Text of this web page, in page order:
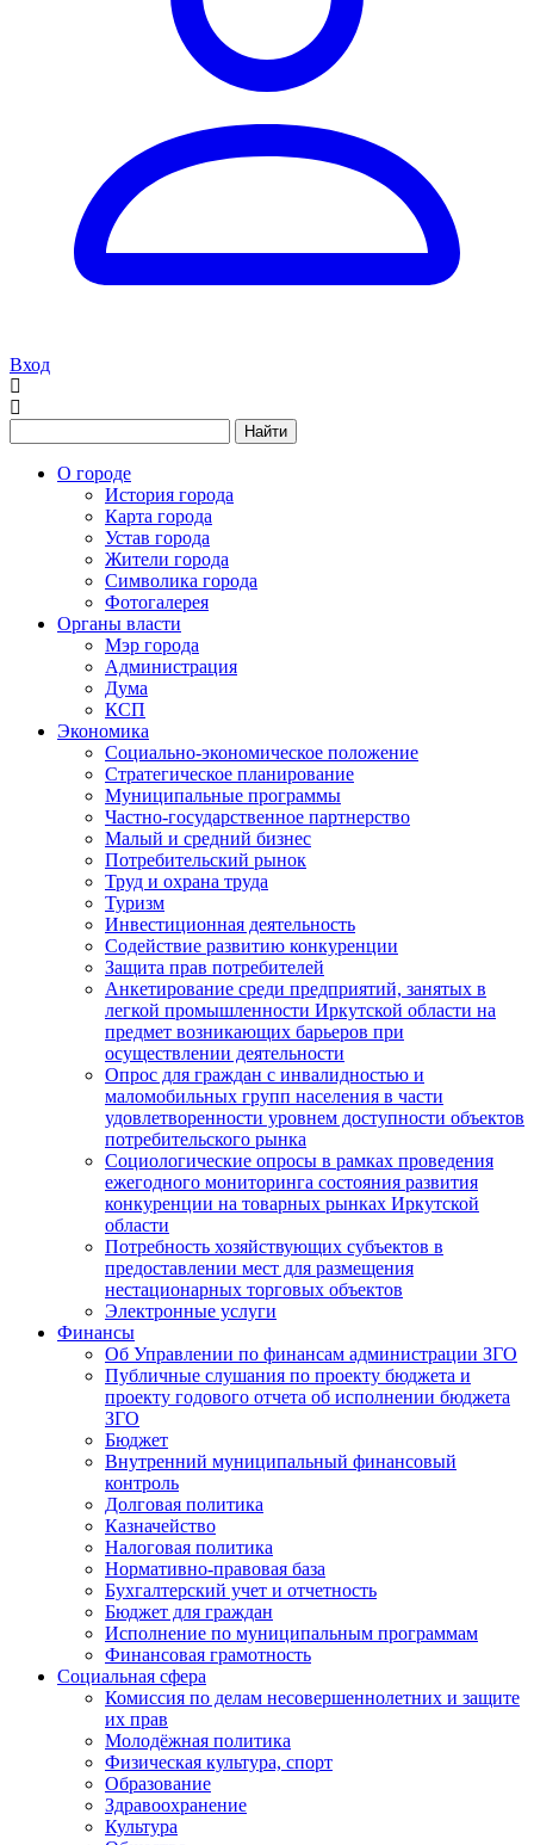
Вход
Найти
О городе
История города
Карта города
Устав города
Жители города
Символика города
Фотогалерея
Органы власти
Мэр города
Администрация
Дума
КСП
Экономика
Социально-экономическое положение
Стратегическое планирование
Муниципальные программы
Частно-государственное партнерство
Малый и средний бизнес
Потребительский рынок
Труд и охрана труда
Туризм
Инвестиционная деятельность
Содействие развитию конкуренции
Защита прав потребителей
Анкетирование среди предприятий, занятых в
легкой промышленности Иркутской области на
предмет возникающих барьеров при
осуществлении деятельности
Опрос для граждан с инвалидностью и
маломобильных групп населения в части
удовлетворенности уровнем доступности объектов
потребительского рынка
Социологические опросы в рамках проведения
ежегодного мониторинга состояния развития
конкуренции на товарных рынках Иркутской
области
Потребность хозяйствующих субъектов в
предоставлении мест для размещения
нестационарных торговых объектов
Электронные услуги
Финансы
Об Управлении по финансам администрации ЗГО
Публичные слушания по проекту бюджета и
проекту годового отчета об исполнении бюджета
ЗГО
Бюджет
Внутренний муниципальный финансовый
контроль
Долговая политика
Казначейство
Налоговая политика
Нормативно-правовая база
Бухгалтерский учет и отчетность
Бюджет для граждан
Исполнение по муниципальным программам
Финансовая грамотность
Социальная сфера
Комиссия по делам несовершеннолетних и защите
их прав
Молодёжная политика
Физическая культура, спорт
Образование
Здравоохранение
Культура